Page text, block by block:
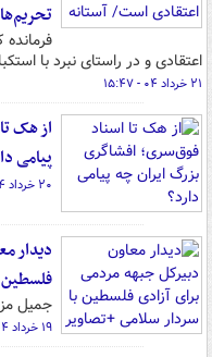
اعتقادی و در راستای نبرد با
۲۱ خرداد ۰۴ - ۱۵:۴۷
از هک
پیامی
۲۰ خرداد ۰۴ - ۱۱:۱۵
دیدار
فلسطین
جمیل
۱۹ خرداد ۰۴ - ۲۰:۲۴